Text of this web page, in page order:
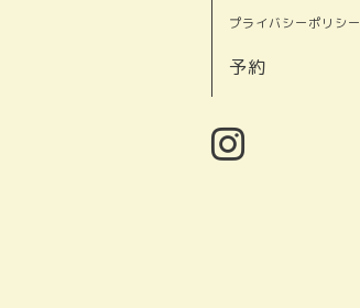
プライバシーポリシー
予約